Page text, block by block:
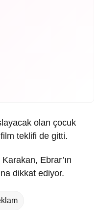
olan çocuk
teklifi de gitti.
Ebrar’ın
dikkat ediyor.